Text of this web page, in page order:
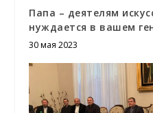
Папа – деятелям
нуждается в вашем
30 мая 2023